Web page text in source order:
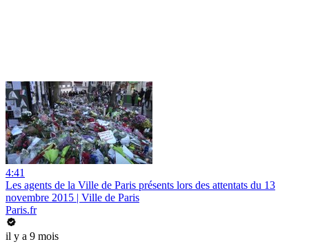
4:41
Les agents de la Ville de Paris présents lors des attentats du 13
novembre 2015 | Ville de Paris
Paris.fr
il y a 9 mois